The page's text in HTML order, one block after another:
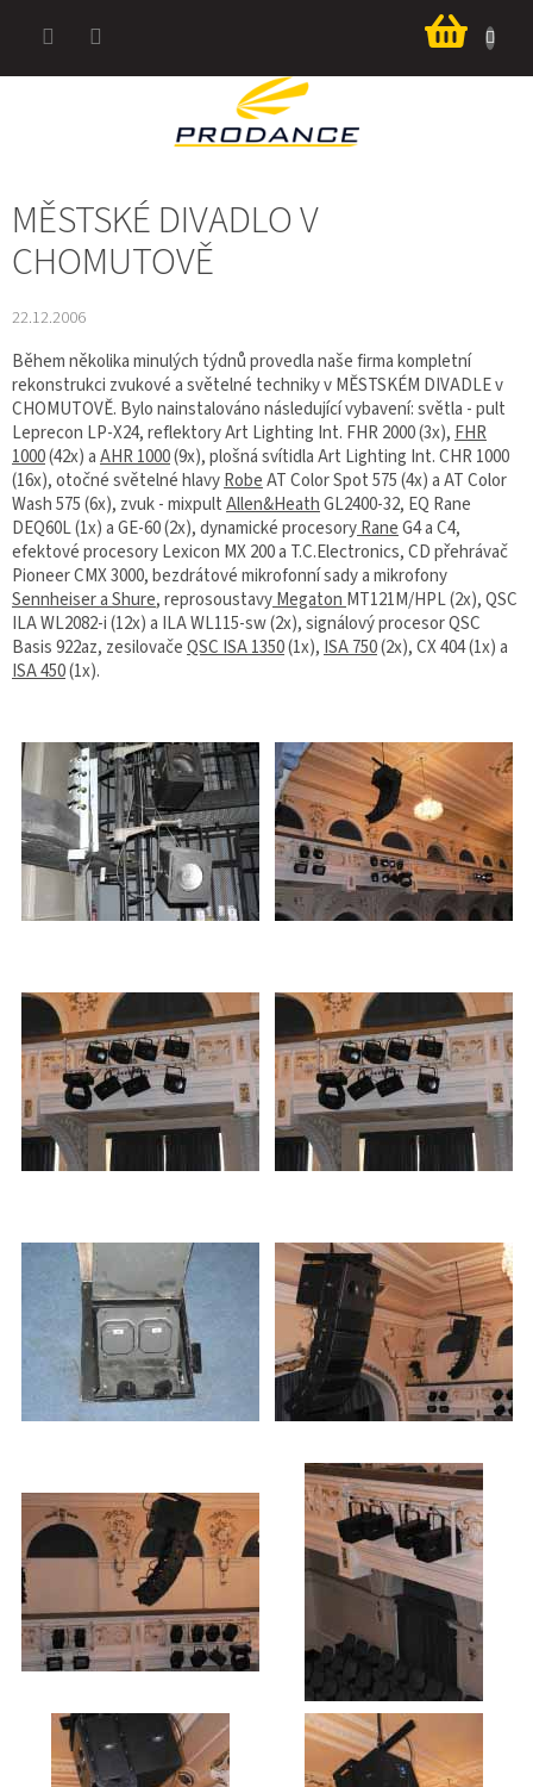
košík
MĚSTSKÉ DIVADLO V
CHOMUTOVĚ
22.12.2006
Během několika minulých týdnů provedla naše firma kompletní
rekonstrukci zvukové a světelné techniky v MĚSTSKÉM DIVADLE v
CHOMUTOVĚ. Bylo nainstalováno následující vybavení: světla - pult
Leprecon LP-X24, reflektory Art Lighting Int. FHR 2000 (3x), FHR
1000(42x) aAHR 1000(9x), plošná svítidla Art Lighting Int. CHR 1000
(16x), otočné světelné hlavyRobeAT Color Spot 575 (4x) a AT Color
Wash 575 (6x), zvuk - mixpultAllen&HeathGL2400-32, EQ Rane
DEQ60L (1x) a GE-60 (2x), dynamické procesoryRaneG4 a C4,
efektové procesory Lexicon MX 200 a T.C.Electronics, CD přehrávač
Pioneer CMX 3000, bezdrátové mikrofonní sady a mikrofony
Sennheiser a Shure, reprosoustavyMegaton MT121M/HPL (2x), QSC
ILA WL2082-i (12x) a ILA WL115-sw (2x), signálový procesor QSC
Basis 922az, zesilovačeQSC ISA 1350(1x), ISA 750(2x), CX 404 (1x) a
ISA 450(1x).